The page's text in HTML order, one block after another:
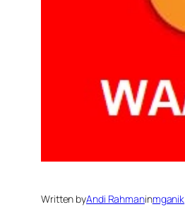
Written byAndi Rahmaninmganik